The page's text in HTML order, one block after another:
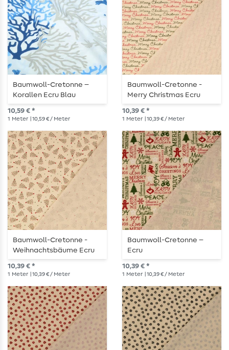
Baumwoll-Cretonne –
Korallen Ecru Blau
10,59 € *
1 Meter | 10,59 € / Meter
Baumwoll-Cretonne -
Merry Christmas Ecru
10,39 € *
1 Meter | 10,39 € / Meter
Baumwoll-Cretonne -
Weihnachtsbäume Ecru
10,39 € *
1 Meter | 10,39 € / Meter
Baumwoll-Cretonne –
Ecru
10,39 € *
1 Meter | 10,39 € / Meter